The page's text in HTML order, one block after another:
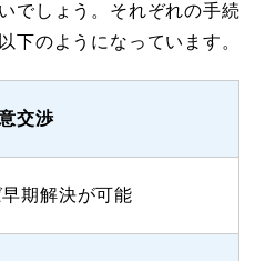
でしょう。それぞれの手続
下のようになっています。
交渉
期解決が可能